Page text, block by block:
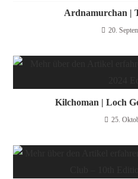
Ardnamurchan |
20.
Kilchoman | Loch
25.